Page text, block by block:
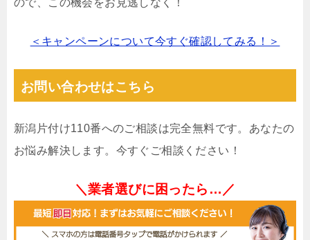
ので、この機会をお見逃しなく！
＜キャンペーンについて今すぐ確認してみる！＞
お問い合わせはこちら
新潟片付け110番へのご相談は完全無料です。あなたの
お悩み解決します。今すぐご相談ください！
＼業者選びに困ったら…／